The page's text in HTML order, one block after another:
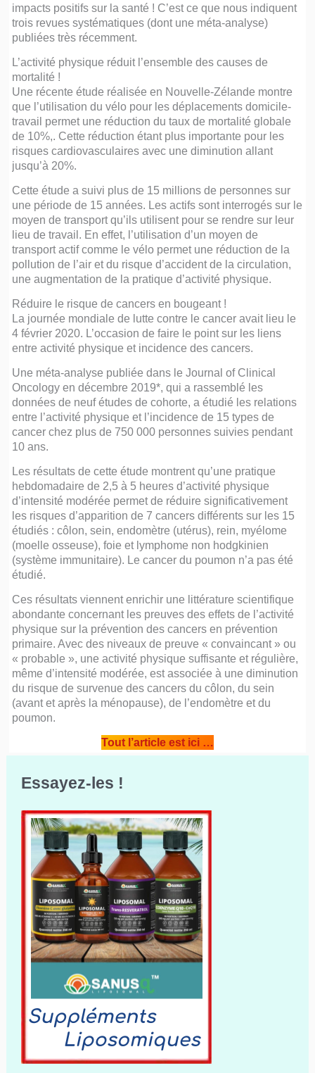
impacts positifs sur la santé ! C’est ce que nous indiquent
trois revues systématiques (dont une méta-analyse)
publiées très récemment.
L’activité physique réduit l’ensemble des causes de
mortalité !
Une récente étude réalisée en Nouvelle-Zélande montre
que l’utilisation du vélo pour les déplacements domicile-
travail permet une réduction du taux de mortalité globale
de 10%,. Cette réduction étant plus importante pour les
risques cardiovasculaires avec une diminution allant
jusqu’à 20%.
Cette étude a suivi plus de 15 millions de personnes sur
une période de 15 années. Les actifs sont interrogés sur le
moyen de transport qu’ils utilisent pour se rendre sur leur
lieu de travail. En effet, l’utilisation d’un moyen de
transport actif comme le vélo permet une réduction de la
pollution de l’air et du risque d’accident de la circulation,
une augmentation de la pratique d’activité physique.
Réduire le risque de cancers en bougeant !
La journée mondiale de lutte contre le cancer avait lieu le
4 février 2020. L’occasion de faire le point sur les liens
entre activité physique et incidence des cancers.
Une méta-analyse publiée dans le Journal of Clinical
Oncology en décembre 2019*, qui a rassemblé les
données de neuf études de cohorte, a étudié les relations
entre l’activité physique et l’incidence de 15 types de
cancer chez plus de 750 000 personnes suivies pendant
10 ans.
Les résultats de cette étude montrent qu’une pratique
hebdomadaire de 2,5 à 5 heures d’activité physique
d’intensité modérée permet de réduire significativement
les risques d’apparition de 7 cancers différents sur les 15
étudiés : côlon, sein, endomètre (utérus), rein, myélome
(moelle osseuse), foie et lymphome non hodgkinien
(système immunitaire). Le cancer du poumon n’a pas été
étudié.
Ces résultats viennent enrichir une littérature scientifique
abondante concernant les preuves des effets de l’activité
physique sur la prévention des cancers en prévention
primaire. Avec des niveaux de preuve « convaincant » ou
« probable », une activité physique suffisante et régulière,
même d’intensité modérée, est associée à une diminution
du risque de survenue des cancers du côlon, du sein
(avant et après la ménopause), de l’endomètre et du
poumon.
Tout l’article est ici …
Essayez-les !